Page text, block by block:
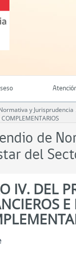
y Jurisprudencia
COMPLEMENTARIOS
de
del
IV. DEL